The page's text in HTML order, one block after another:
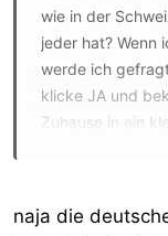
wie in der
jeder hat? Wenn
werde ich
klicke JA und
Zuhause in ein
naja die